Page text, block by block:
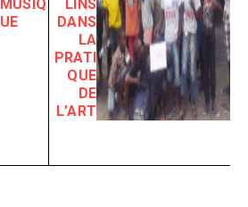
MUSIQ
UE
LINS
DANS
LA
PRATI
QUE
DE
L’ART